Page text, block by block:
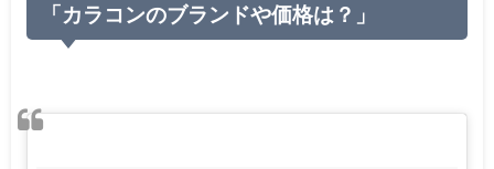
「カラコンのブランドや価格は？」